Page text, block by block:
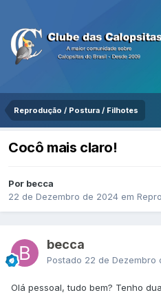
Reprodução / Postura / Filhotes
Cocô mais claro!
Por becca
22 de Dezembro de 2024 em
becca
Postado 22 de Dezembro
Olá pessoal, tudo bem? Tenho